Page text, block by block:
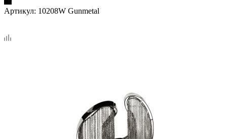
Артикул: 10208W Gunmetal